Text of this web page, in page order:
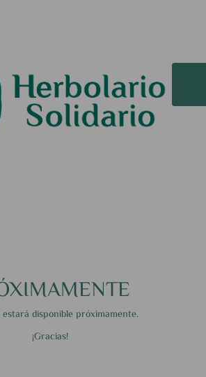
estará disponible próximamente.
¡Gracias!